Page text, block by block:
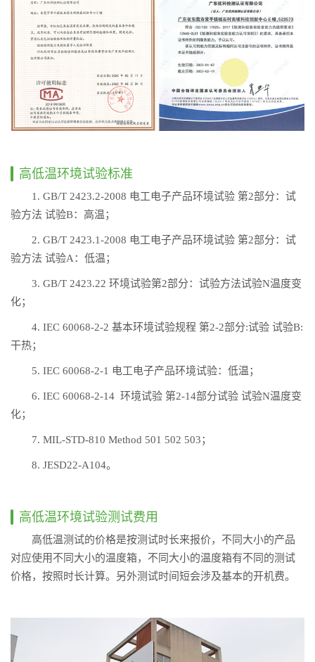
高低温环境试验标准
1. GB/T 2423.2-2008 电工电子产品环境试验 第2部分：试
验方法 试验B：高温；
2. GB/T 2423.1-2008 电工电子产品环境试验 第2部分：试
验方法 试验A：低温；
3. GB/T 2423.22 环境试验第2部分：试验方法试验N温度变
化；
4. IEC 60068-2-2 基本环境试验规程 第2-2部分:试验 试验B:
干热；
5. IEC 60068-2-1 电工电子产品环境试验：低温；
6. IEC 60068-2-14 环境试验 第2-14部分试验 试验N温度变
化；
7. MIL-STD-810 Method 501 502 503；
8. JESD22-A104。
高低温环境试验测试费用
高低温测试的价格是按测试时长来报价，不同大小的产品
对应使用不同大小的温度箱，不同大小的温度箱有不同的测试
价格，按照时长计算。另外测试时间短会涉及基本的开机费。